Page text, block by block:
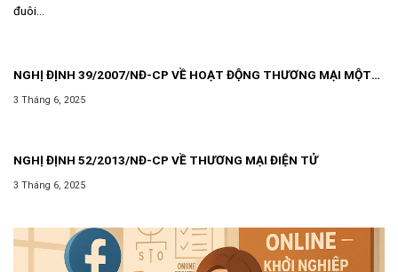
đuôi...
NGHỊ ĐỊNH 39/2007/NĐ-CP VỀ HOẠT ĐỘNG THƯƠNG MẠI MỘT
3 Tháng 6, 2025
NGHỊ ĐỊNH 52/2013/NĐ-CP VỀ THƯƠNG MẠI ĐIỆN TỬ
3 Tháng 6, 2025